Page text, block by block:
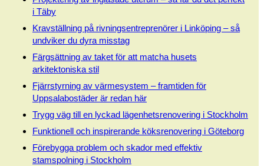
i Täby
Kravställning på rivningsentreprenörer i Linköping – så
undviker du dyra misstag
Färgsättning av taket för att matcha husets
arkitektoniska stil
Fjärrstyrning av värmesystem – framtiden för
Uppsalabostäder är redan här
Trygg väg till en lyckad lägenhetsrenovering i Stockholm
Funktionell och inspirerande köksrenovering i Göteborg
Förebygga problem och skador med effektiv
stamspolning i Stockholm